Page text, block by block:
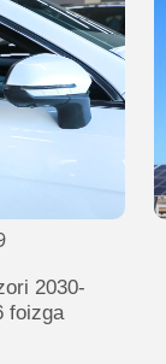
2030-
foizga